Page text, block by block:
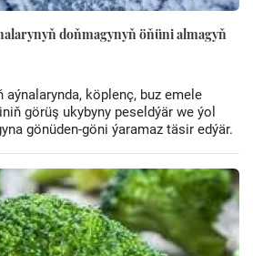
doňmagynyň öňüni almagyň
köplenç, buz emele
görüş ukybyny peseldýär we ýol
gönüden-göni ýaramaz täsir edýär.